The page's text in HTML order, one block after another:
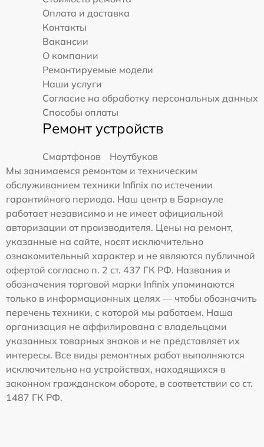
Оплата и доставка
Контакты
Вакансии
О компании
Ремонтируемые модели
Наши услуги
Согласие на обработку персональных данных
Способы оплаты
Ремонт устройств
Смартфонов
Ноутбуков
Мы занимаемся ремонтом и техническим
обслуживанием техники Infinix по истечении
гарантийного периода. Наш центр в Барнауле
работает независимо и не имеет официальной
авторизации от производителя. Цены на ремонт,
указанные на сайте, носят исключительно
ознакомительный характер и не являются публичной
офертой согласно п. 2 ст. 437 ГК РФ. Названия и
обозначения торговой марки Infinix упоминаются
только в информационных целях — чтобы обозначить
перечень техники, с которой мы работаем. Наша
организация не аффилирована с владельцами
указанных товарных знаков и не представляет их
интересы. Все виды ремонтных работ выполняются
исключительно на устройствах, находящихся в
законном гражданском обороте, в соответствии со ст.
1487 ГК РФ.